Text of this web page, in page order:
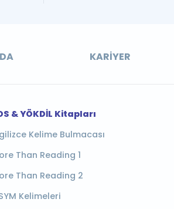
KARIYER
& YÖKDİL Kitapları
Kelime Bulmacası
Than Reading 1
Than Reading 2
Kelimeleri